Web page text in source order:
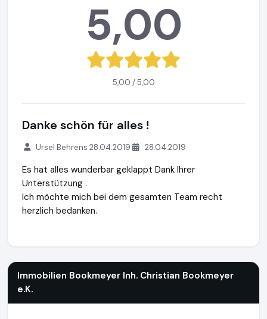
5,00
5,00 / 5,00
Danke schön für alles !
Ursel Behrens 28.04.2019 28.04.2019
Es hat alles wunderbar geklappt Dank Ihrer
Unterstützung .
Ich möchte mich bei dem gesamten Team recht
herzlich bedanken.
Immobilien Bookmeyer Inh. Christian Bookmeyer
e.K.